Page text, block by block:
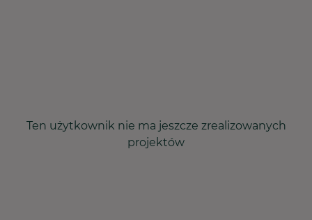
Ten użytkownik nie ma jeszcze zrealizowanych
projektów